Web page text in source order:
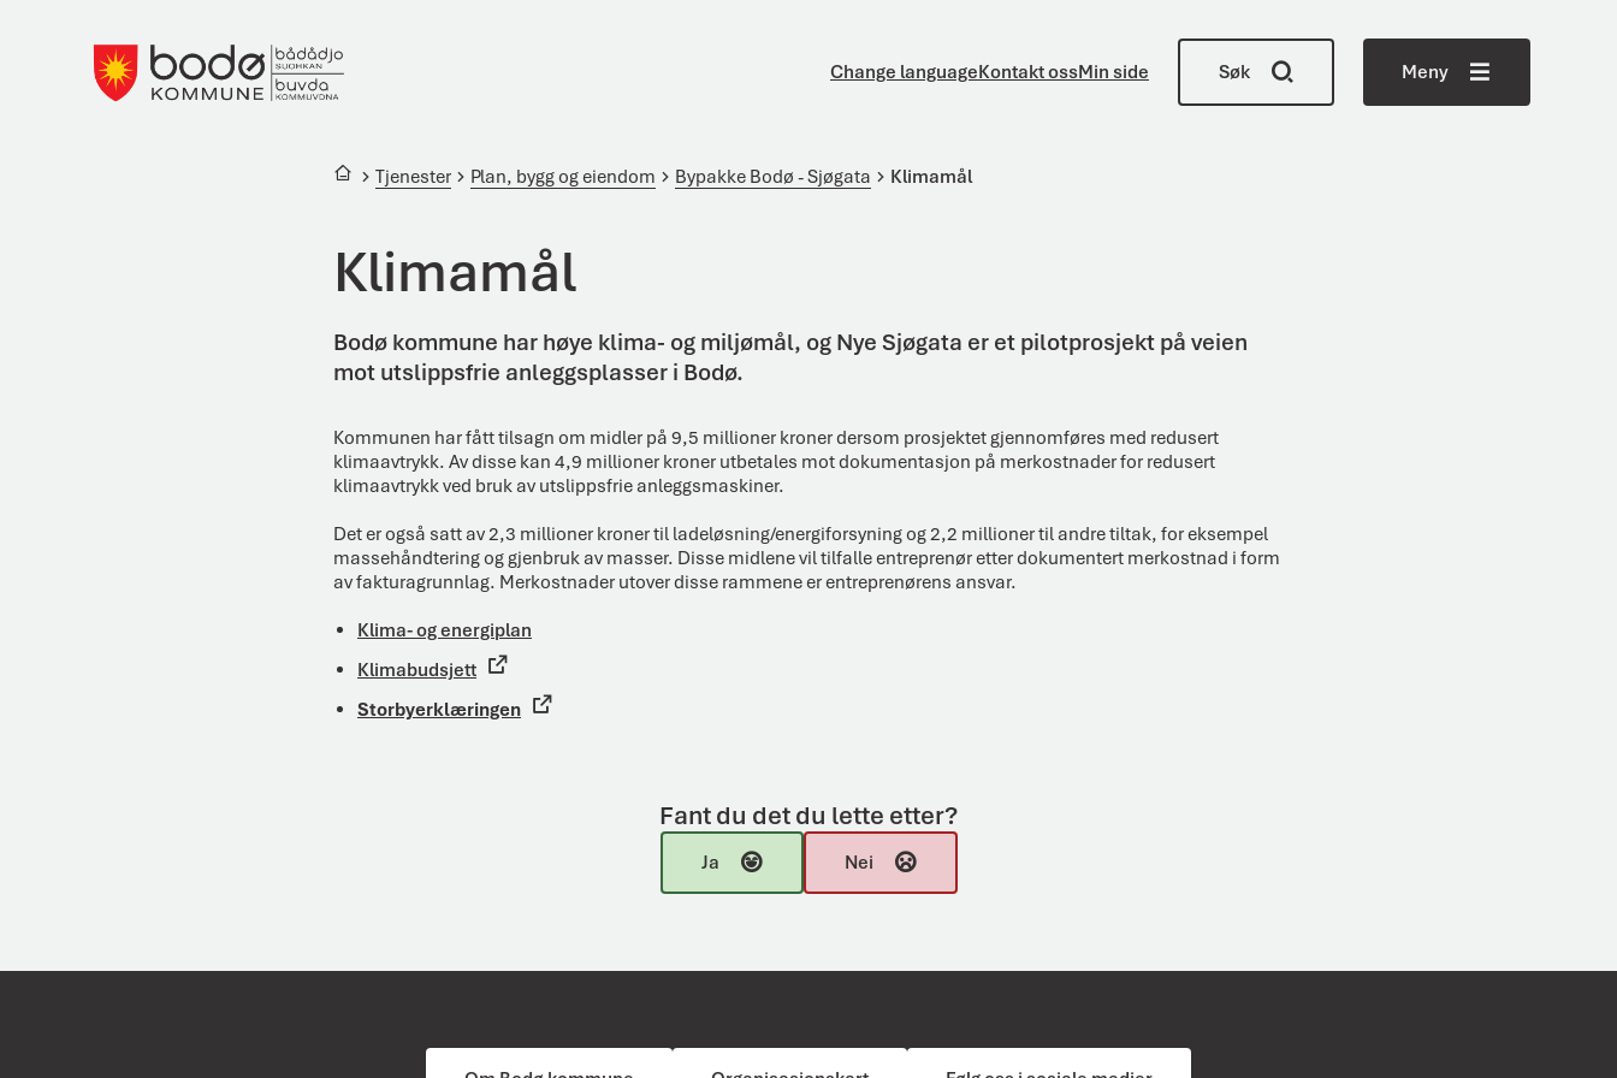
Change languageKontakt ossMin side Søk Meny
Du er her:Tjenester Plan, bygg og eiendom Bypakke Bodø - Sjøgata Klimamål
Klimamål
Bodø kommune har høye klima- og miljømål, og Nye Sjøgata er et pilotprosjekt på veien
mot utslippsfrie anleggsplasser i Bodø.
Kommunen har fått tilsagn om midler på 9,5 millioner kroner dersom prosjektet gjennomføres med redusert
klimaavtrykk. Av disse kan 4,9 millioner kroner utbetales mot dokumentasjon på merkostnader for redusert
klimaavtrykk ved bruk av utslippsfrie anleggsmaskiner.
Det er også satt av 2,3 millioner kroner til ladeløsning/energiforsyning og 2,2 millioner til andre tiltak, for eksempel
massehåndtering og gjenbruk av masser. Disse midlene vil tilfalle entreprenør etter dokumentert merkostnad i form
av fakturagrunnlag. Merkostnader utover disse rammene er entreprenørens ansvar.
Klima- og energiplan
Klimabudsjett
Storbyerklæringen
Fant du det du lette etter?
Ja Nei